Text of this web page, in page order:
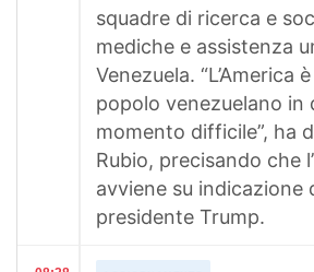
squadre di ricerca e
mediche e assistenza
Venezuela. “L’America
popolo venezuelano in
momento difficile”, ha
Rubio, precisando che
avviene su indicazione
presidente Trump.